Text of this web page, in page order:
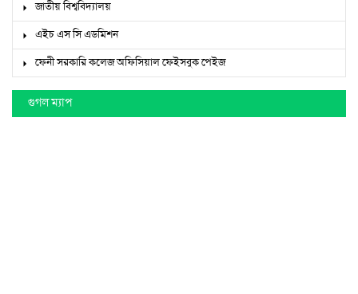
জাতীয় বিশ্ববিদ্যালয়
এইচ এস সি এডমিশন
ফেনী সরকারি কলেজ অফিসিয়াল ফেইসবুক পেইজ
গুগল ম্যাপ